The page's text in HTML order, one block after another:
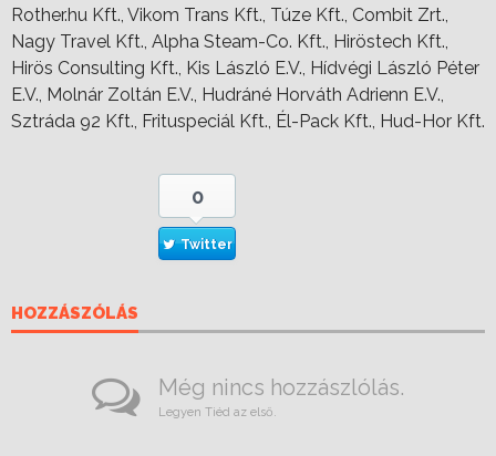
Rother.hu Kft., Vikom Trans Kft., Túze Kft., Combit Zrt.,
Nagy Travel Kft., Alpha Steam-Co. Kft., Hiröstech Kft.,
Hirös Consulting Kft., Kis László E.V., Hídvégi László Péter
E.V., Molnár Zoltán E.V., Hudráné Horváth Adrienn E.V.,
Sztráda 92 Kft., Frituspeciál Kft., Él-Pack Kft., Hud-Hor Kft.
0
Twitter
HOZZÁSZÓLÁS
Még nincs hozzászlólás.
Legyen Tiéd az első.